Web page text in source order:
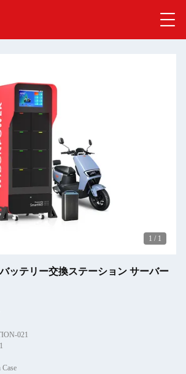
1 / 1
ッテリー交換ステーション サーバー
021
Case